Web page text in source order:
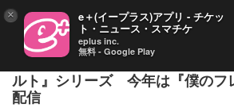
高泉淳子に聞く～レストランが舞
ルト』シリーズ 今年は『僕のフ
配信
× e＋(イープラス)アプリ - チケッ
ト・ニュース・スマチケ
eplus inc.
無料 - Google Play